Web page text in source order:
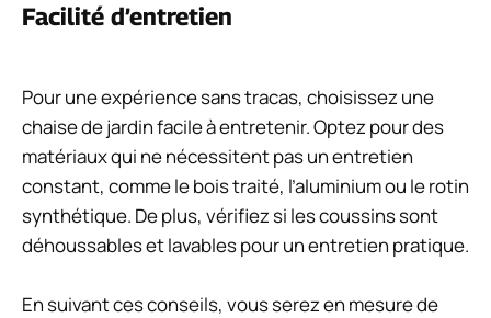
Facilité d’entretien
Pour une expérience sans tracas, choisissez une
chaise de jardin facile à entretenir. Optez pour des
matériaux qui ne nécessitent pas un entretien
constant, comme le bois traité, l’aluminium ou le rotin
synthétique. De plus, vérifiez si les coussins sont
déhoussables et lavables pour un entretien pratique.
En suivant ces conseils, vous serez en mesure de